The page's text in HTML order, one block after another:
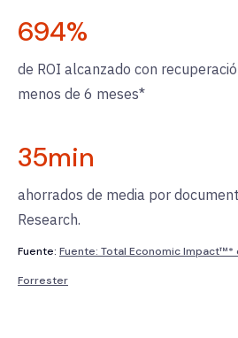
694%
de ROI alcanzado con
menos de 6 meses*
35min
ahorrados de media por
Research.
Fuente: Fuente: Total Economic
Forrester